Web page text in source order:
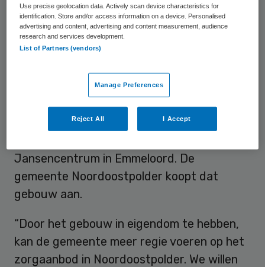
Extra ruimtes
De Antonius Zorggroep bestiert het
Antonius Ziekenhuis met locaties in Sneek
en in Emmeloord. Om de patiënten in de
nieuwe situatie ook op langere termijn goed
te kunnen opvangen, zal de groep extra
Jansencentrum in Emmeloord. De
gemeente Noordoostpolder koopt dat
gebouw aan.
“Door het gebouw in eigendom te hebben,
kan de gemeente meer regie voeren op het
zorgaanbod in Noordoostpolder. We willen
Use precise geolocation data. Actively scan device characteristics for
identification. Store and/or access information on a device. Personalised
advertising and content, advertising and content measurement, audience
research and services development.
List of Partners (vendors)
Manage Preferences
Reject All I Accept